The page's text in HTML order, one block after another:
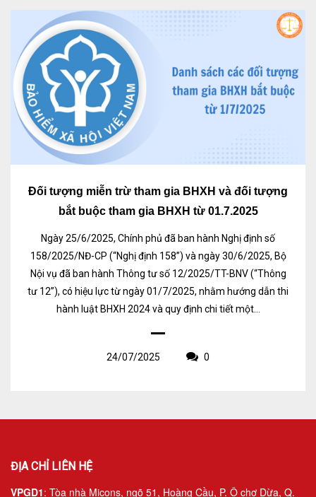
Đối tượng miễn trừ tham gia BHXH và đối tượng
bắt buộc tham gia BHXH từ 01.7.2025
Ngày 25/6/2025, Chính phủ đã ban hành Nghị định số
158/2025/NĐ-CP (“Nghị định 158”) và ngày 30/6/2025, Bộ
Nội vụ đã ban hành Thông tư số 12/2025/TT-BNV (“Thông
tư 12”), có hiệu lực từ ngày 01/7/2025, nhằm hướng dẫn thi
hành luật BHXH 2024 và quy định chi tiết một...
24/07/2025 0
ĐỊA CHỈ LIÊN HỆ
VPGD1: Tòa nhà Micons, ngõ 51, Hoàng Cầu, P. Ô chợ Dừa, Q.